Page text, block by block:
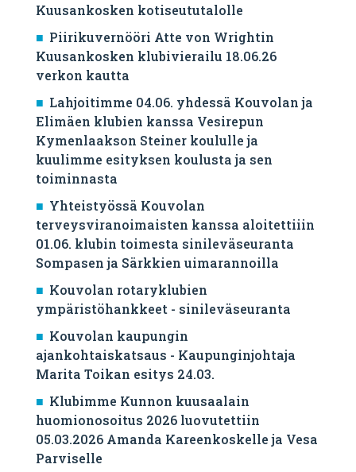
Kuusankosken kotiseututalolle
Piirikuvernööri Atte von Wrightin
Kuusankosken klubivierailu 18.06.26
verkon kautta
Lahjoitimme 04.06. yhdessä Kouvolan ja
Elimäen klubien kanssa Vesirepun
Kymenlaakson Steiner koululle ja
kuulimme esityksen koulusta ja sen
toiminnasta
Yhteistyössä Kouvolan
terveysviranoimaisten kanssa aloitettiiin
01.06. klubin toimesta sinileväseuranta
Sompasen ja Särkkien uimarannoilla
Kouvolan rotaryklubien
ympäristöhankkeet - sinileväseuranta
Kouvolan kaupungin
ajankohtaiskatsaus - Kaupunginjohtaja
Marita Toikan esitys 24.03.
Klubimme Kunnon kuusaalain
huomionosoitus 2026 luovutettiin
05.03.2026 Amanda Kareenkoskelle ja Vesa
Parviselle